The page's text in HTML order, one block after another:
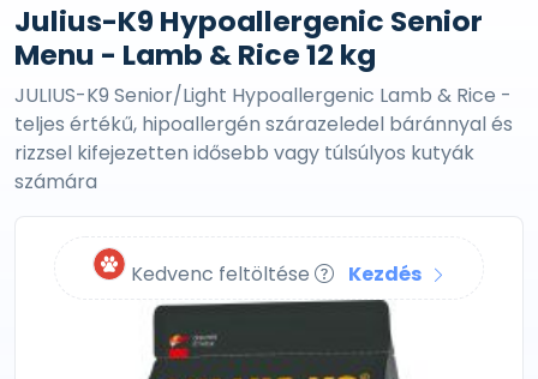
Julius-K9 Hypoallergenic Senior
Menu - Lamb & Rice 12 kg
JULIUS-K9 Senior/Light Hypoallergenic Lamb & Rice -
teljes értékű, hipoallergén szárazeledel báránnyal és
rizzsel kifejezetten idősebb vagy túlsúlyos kutyák
számára
Kedvenc feltöltése Kezdés